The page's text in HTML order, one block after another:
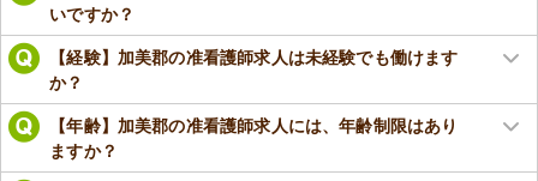
いですか？
【経験】加美郡の准看護師求人は未経験でも働けます
か？
【年齢】加美郡の准看護師求人には、年齢制限はあり
ますか？